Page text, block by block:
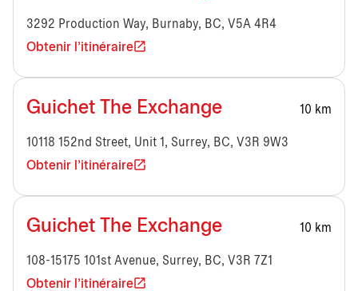
3292 Production Way, Burnaby, BC, V5A 4R4
Obtenir l'itinéraire
Guichet The Exchange 10 km
10118 152nd Street, Unit 1, Surrey, BC, V3R 9W3
Obtenir l'itinéraire
Guichet The Exchange 10 km
108-15175 101st Avenue, Surrey, BC, V3R 7Z1
Obtenir l'itinéraire